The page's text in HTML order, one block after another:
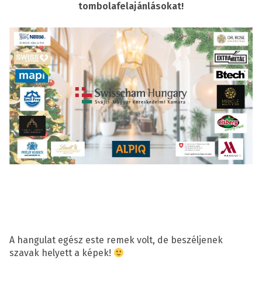
tombolafelajánlásokat!
A hangulat egész este remek volt, de beszéljenek
szavak helyett a képek!